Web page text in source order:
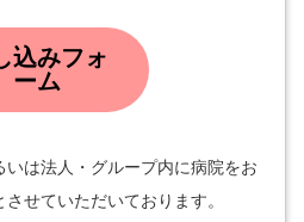
込みフォ
ーム
は法人・グループ内に病院をお
せていただいております。